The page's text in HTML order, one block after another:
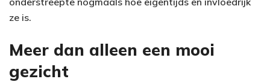
ze is.
Meer dan alleen een mooi
gezicht